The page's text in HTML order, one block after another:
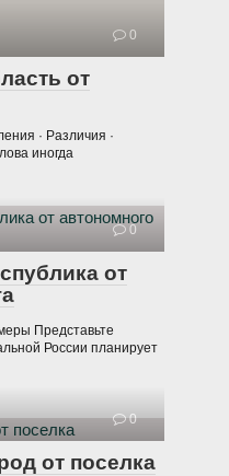
0
от
· Различия ·
иногда
0
от
Представьте
России планирует
0
от поселка